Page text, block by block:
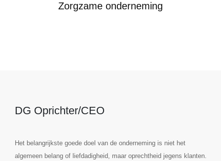
Zorgzame onderneming
DG Oprichter/CEO
Het belangrijkste goede doel van de onderneming is niet het
algemeen belang of liefdadigheid, maar oprechtheid jegens klanten.